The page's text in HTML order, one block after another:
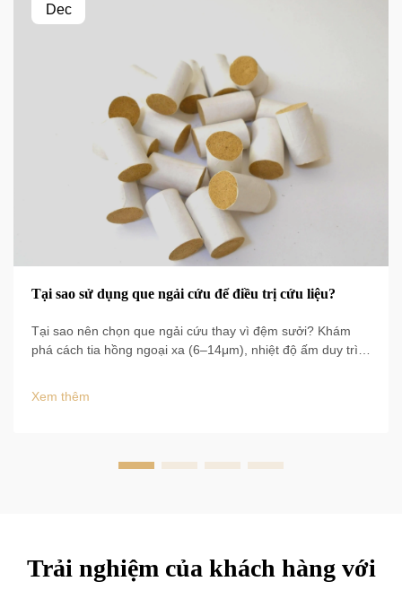
Dec
Tại sao sử dụng que ngải cứu để điều trị cứu liệu?
Tại sao nên chọn que ngải cứu thay vì đệm sưởi? Khám
phá cách tia hồng ngoại xa (6–14μm), nhiệt độ ấm duy trì
bằng chứng.
Xem thêm
Trải nghiệm của khách hàng với